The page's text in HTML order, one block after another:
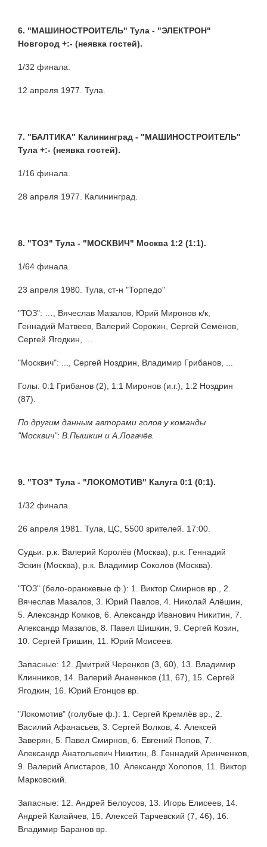
6. "МАШИНОСТРОИТЕЛЬ" Тула - "ЭЛЕКТРОН"
Новгород +:- (неявка гостей).
1/32 финала.
12 апреля 1977. Тула.
7. "БАЛТИКА" Калининград - "МАШИНОСТРОИТЕЛЬ"
Тула +:- (неявка гостей).
1/16 финала.
28 апреля 1977. Калининград.
8. "ТОЗ" Тула - "МОСКВИЧ" Москва 1:2 (1:1).
1/64 финала.
23 апреля 1980. Тула, ст-н "Торпедо"
"ТОЗ": …, Вячеслав Мазалов, Юрий Миронов к/к,
Геннадий Матвеев, Валерий Сорокин, Сергей Семёнов,
Сергей Ягодкин, …
"Москвич": ..., Сергей Ноздрин, Владимир Грибанов, ...
Голы: 0:1 Грибанов (2), 1:1 Миронов (и.г.), 1:2 Ноздрин
(87).
По другим данным авторами голов у команды
"Москвич": В.Пышкин и А.Логачёв.
9. "ТОЗ" Тула - "ЛОКОМОТИВ" Калуга 0:1 (0:1).
1/32 финала.
26 апреля 1981. Тула, ЦС, 5500 зрителей. 17:00.
Судьи: р.к. Валерий Королёв (Москва), р.к. Геннадий
Эскин (Москва), р.к. Владимир Соколов (Москва).
"ТОЗ" (бело-оранжевые ф.): 1. Виктор Смирнов вр., 2.
Вячеслав Мазалов, 3. Юрий Павлов, 4. Николай Алёшин,
5. Александр Комков, 6. Александр Иванович Никитин, 7.
Александр Мазалов, 8. Павел Шишкин, 9. Сергей Козин,
10. Сергей Гришин, 11. Юрий Моисеев.
Запасные: 12. Дмитрий Черенков (3, 60), 13. Владимир
Клинников, 14. Валерий Ананенков (11, 67), 15. Сергей
Ягодкин, 16. Юрий Егонцов вр.
"Локомотив" (голубые ф.): 1. Сергей Кремлёв вр., 2.
Василий Афанасьев, 3. Сергей Волков, 4. Алексей
Заверян, 5. Павел Смирнов, 6. Eвгений Попов, 7.
Александр Анатольевич Никитин, 8. Геннадий Аринченков,
9. Валерий Алистаров, 10. Александр Холопов, 11. Виктор
Марковский.
Запасные: 12. Андрей Белоусов, 13. Игорь Елисеев, 14.
Андрей Калайчев, 15. Алексей Тарчевский (7, 46), 16.
Владимир Баранов вр.